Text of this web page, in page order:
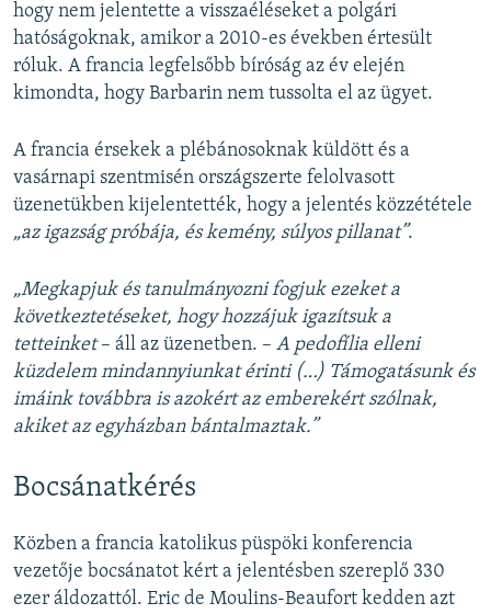
hogy nem jelentette a visszaéléseket a polgári
hatóságoknak, amikor a 2010-es években értesült
róluk. A francia legfelsőbb bíróság az év elején
kimondta, hogy Barbarin nem tussolta el az ügyet.
A francia érsekek a plébánosoknak küldött és a
vasárnapi szentmisén országszerte felolvasott
üzenetükben kijelentették, hogy a jelentés közzététele
„az igazság próbája, és kemény, súlyos pillanat”.
„Megkapjuk és tanulmányozni fogjuk ezeket a
következtetéseket, hogy hozzájuk igazítsuk a
tetteinket– áll az üzenetben. – A pedofília elleni
küzdelem mindannyiunkat érinti (…) Támogatásunk és
imáink továbbra is azokért az emberekért szólnak,
akiket az egyházban bántalmaztak.”
Bocsánatkérés
Közben a francia katolikus püspöki konferencia
vezetője bocsánatot kért a jelentésben szereplő 330
ezer áldozattól. Eric de Moulins-Beaufort kedden azt